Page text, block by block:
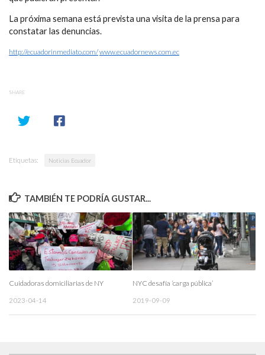
La próxima semana está prevista una visita de la prensa para
constatar las denuncias.
http://ecuadorinmediato.com/www.ecuadornews.com.ec
SHARE
Etiquetas: Noticias Ecuador
TAMBIÉN TE PODRÍA GUSTAR...
Cuidadoras domiciliarias de NY
2023-04-14
NYC desafía ‘carga pública’
2019-09-09